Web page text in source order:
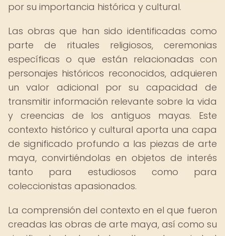
por su importancia histórica y cultural.
Las obras que han sido identificadas como
parte de rituales religiosos, ceremonias
específicas o que están relacionadas con
personajes históricos reconocidos, adquieren
un valor adicional por su capacidad de
transmitir información relevante sobre la vida
y creencias de los antiguos mayas. Este
contexto histórico y cultural aporta una capa
de significado profundo a las piezas de arte
maya, convirtiéndolas en objetos de interés
tanto para estudiosos como para
coleccionistas apasionados.
La comprensión del contexto en el que fueron
creadas las obras de arte maya, así como su